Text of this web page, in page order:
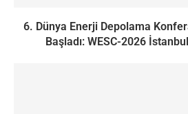
6. Dünya Enerji Depolama
Başladı: WESC-2026